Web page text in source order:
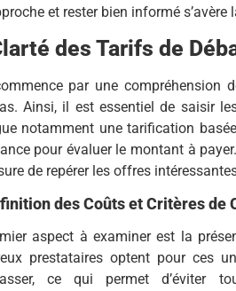
et rester bien informé
des Tarifs de
par une compréhension
Ainsi, il est essentiel de saisir
notamment une tarification
pour évaluer le montant à
de repérer les offres
des Coûts et Critères de
aspect à examiner est la
prestataires optent pour ces
ce qui permet d’éviter